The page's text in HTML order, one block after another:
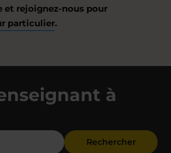
et rejoignez-nous pour
particulier.
à
Rechercher